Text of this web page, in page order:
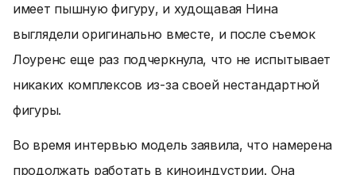
имеет пышную фигуру, и худощавая Нина
выглядели оригинально вместе, и после съемок
Лоуренс еще раз подчеркнула, что не испытывает
никаких комплексов из-за своей нестандартной
фигуры.
Во время интервью модель заявила, что намерена
продолжать работать в киноиндустрии. Она